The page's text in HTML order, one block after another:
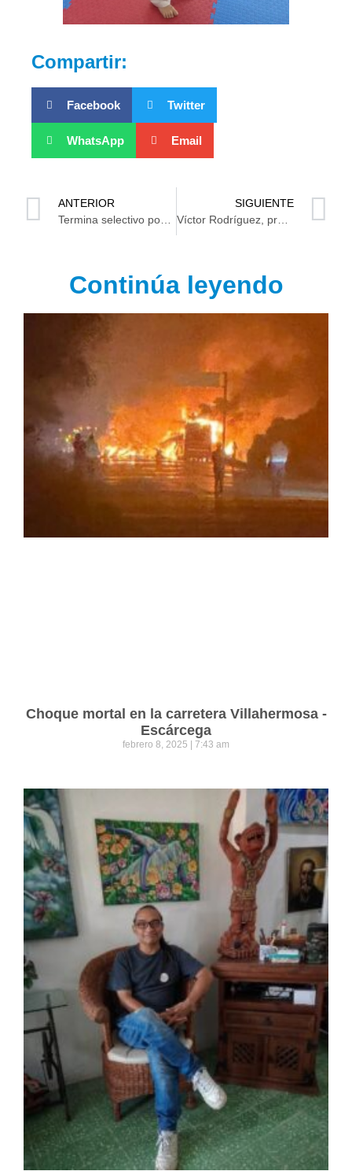
Compartir:
Facebook Twitter
WhatsApp Email
ANTERIOR
SIGUIENTE
Víctor Rodríguez, próximo titular de Pemex con Sheinbaum
Continúa leyendo
Choque mortal en la carretera Villahermosa -
Escárcega
febrero 8, 2025 7:43 am